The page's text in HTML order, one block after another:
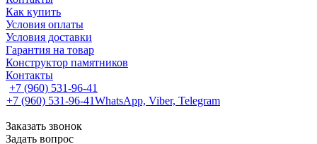
Как купить
Условия оплаты
Условия доставки
Гарантия на товар
Конструктор памятников
Контакты
+7 (960) 531-96-41
+7 (960) 531-96-41WhatsApp, Viber, Telegram
Заказать звонок
Задать вопрос